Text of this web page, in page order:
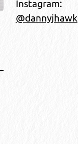
Instagram:
@dannyjhawk